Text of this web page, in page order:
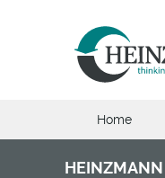
Home
HEINZMANN